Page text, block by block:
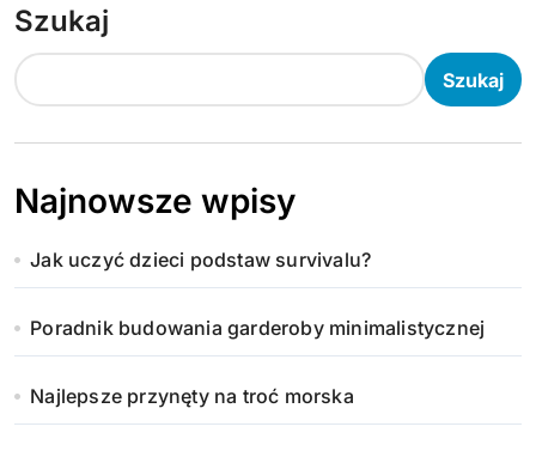
Szukaj
Szukaj
Najnowsze wpisy
Jak uczyć dzieci podstaw survivalu?
Poradnik budowania garderoby minimalistycznej
Najlepsze przynęty na troć morska